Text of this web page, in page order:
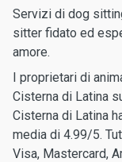
Servizi di dog
sitter fidato ed
amore.
I proprietari di
Cisterna di Latina
Cisterna di Latina
media di 4.99/5.
Visa, Mastercard,